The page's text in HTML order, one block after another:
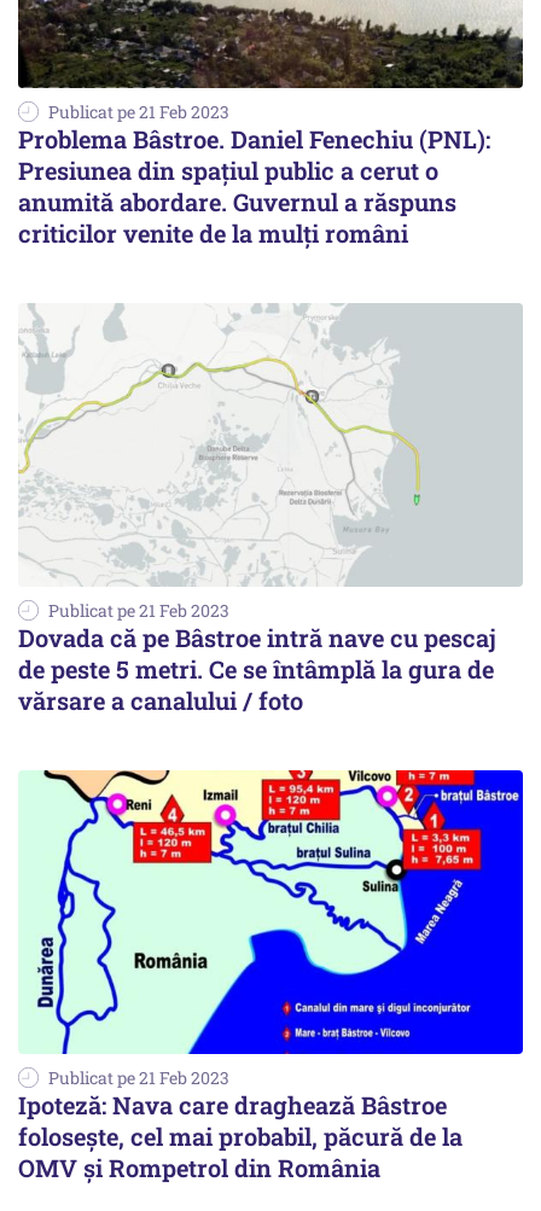
Publicat pe 21 Feb 2023
Problema Bâstroe. Daniel Fenechiu (PNL):
Presiunea din spațiul public a cerut o
anumită abordare. Guvernul a răspuns
criticilor venite de la mulți români
Publicat pe 21 Feb 2023
Dovada că pe Bâstroe intră nave cu pescaj
de peste 5 metri. Ce se întâmplă la gura de
vărsare a canalului / foto
Publicat pe 21 Feb 2023
Ipoteză: Nava care draghează Bâstroe
folosește, cel mai probabil, păcură de la
OMV și Rompetrol din România